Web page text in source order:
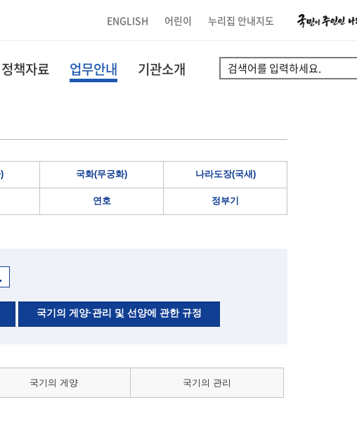
ENGLISH 어린이 누리집 안내지도
정책자료 업무안내 기관소개
국화(무궁화) 나라도장(국새)
연호 정부기
국기의 게양·관리 및 선양에 관한 규정
국기의 게양 국기의 관리